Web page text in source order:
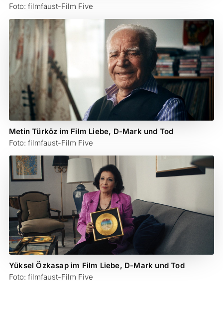
Foto: filmfaust-Film Five
Metin Türköz im Film Liebe, D-Mark und Tod
Foto: filmfaust-Film Five
Yüksel Özkasap im Film Liebe, D-Mark und Tod
Foto: filmfaust-Film Five